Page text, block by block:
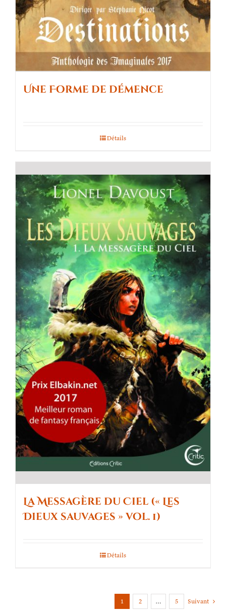
Une Forme de démence
Détails
La Messagère du Ciel (« Les
Dieux sauvages » vol. 1)
Détails
1 2 … 5 Suivant